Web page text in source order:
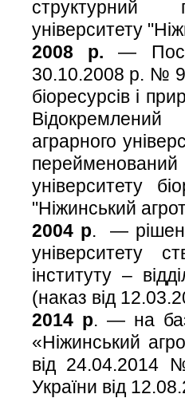
структурний
університету
2008 р. —
30.10.2008 р. №
біоресурсів і
Відокремлений
аграрного
перейменований
університету
"Ніжинський
2004 р. —
університету
інституту –
(наказ від
2014 р. — на
«Ніжинський
від
України від